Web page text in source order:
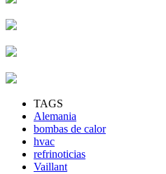
TAGS
Alemania
bombas de calor
hvac
refrinoticias
Vaillant